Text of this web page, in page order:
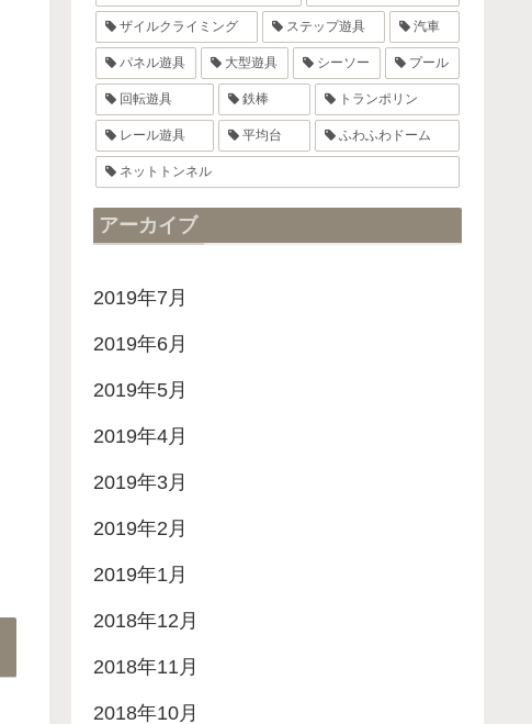
ザイルクライミング ステップ遊具 汽車
パネル遊具 大型遊具 シーソー プール
回転遊具 鉄棒 トランポリン
レール遊具 平均台 ふわふわドーム
ネットトンネル
アーカイブ
2019年7月
2019年6月
2019年5月
2019年4月
2019年3月
2019年2月
2019年1月
2018年12月
2018年11月
2018年10月